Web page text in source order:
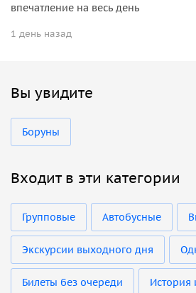
впечатление на весь день
1 день назад
Вы увидите
Боруны
Входит в эти категории
Групповые Автобусные
Экскурсии выходного дня
Билеты без очереди История